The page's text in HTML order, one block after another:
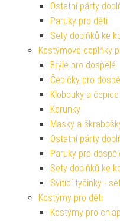
Ostatní párty
Paruky pro děti
Sety doplňků ke
Kostýmové doplňky
Brýle pro dospělé
Čepičky pro
Klobouky a
Korunky
Masky a
Ostatní párty
Paruky pro
Sety doplňků ke
Svítící tyčinky -
Kostýmy pro děti
Kostýmy pro